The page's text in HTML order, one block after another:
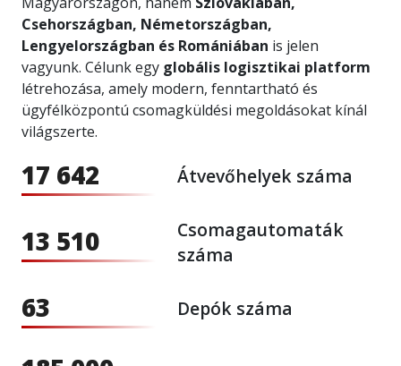
Csehországban, Németországban,
Lengyelországban és Romániában is jelen
vagyunk. Célunk egy globális logisztikai platform
létrehozása, amely modern, fenntartható és
ügyfélközpontú csomagküldési megoldásokat kínál
világszerte.
17 642 Átvevőhelyek száma
13 510
Csomagautomaták
száma
63 Depók száma